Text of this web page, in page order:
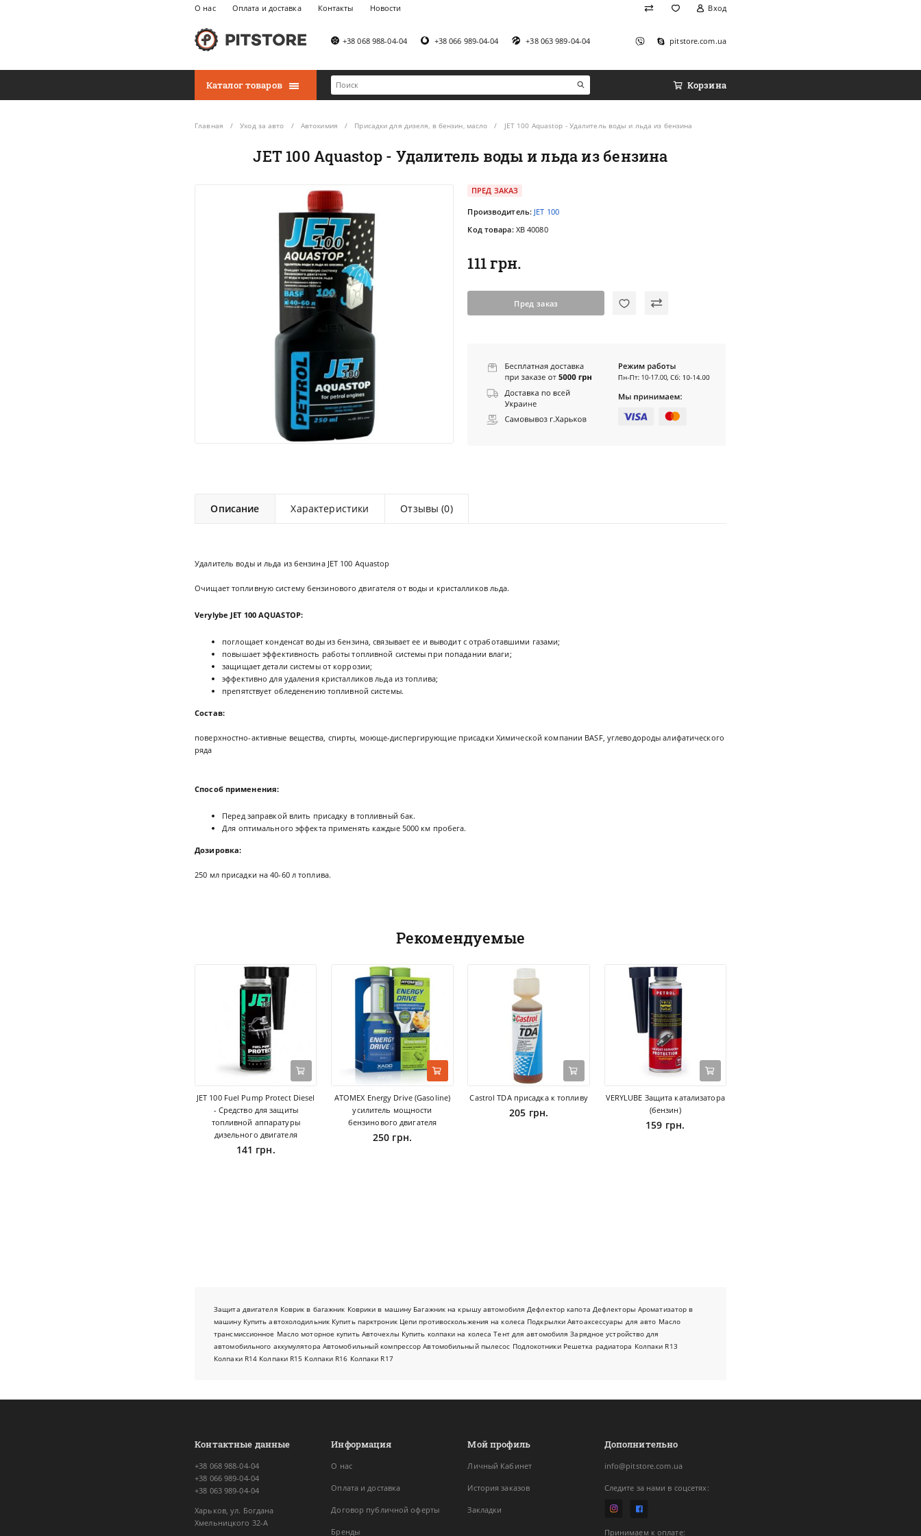
О нас Оплата и доставка Контакты Новости Вход
+38 068 988-04-04 +38 066 989-04-04 +38 063 989-04-04 pitstore.com.ua
Каталог товаров Корзина
Главная Уход за авто Автохимия Присадки для дизеля, в бензин, масло JET 100 Aquastop - Удалитель воды и льда из бензина
JET 100 Aquastop - Удалитель воды и льда из бензина
ПРЕД ЗАКАЗ
Производитель: JET 100
Код товара: XB 40080
111 грн.
Пред заказ
Описание Характеристики Отзывы (0)
Удалитель воды и льда из бензина JET 100 Aquastop
Очищает топливную систему бензинового двигателя от воды и кристалликов льда.
Verylybe JET 100 AQUASTOP:
поглощает конденсат воды из бензина, связывает ее и выводит с отработавшими газами;
повышает эффективность работы топливной системы при попадании влаги;
защищает детали системы от коррозии;
эффективно для удаления кристалликов льда из топлива;
препятствует обледенению топливной системы.
Состав:
поверхностно-активные вещества, спирты, моюще-диспергирующие присадки Химической компании BASF, углеводороды алифатического
ряда
Способ применения:
Перед заправкой влить присадку в топливный бак.
Для оптимального эффекта применять каждые 5000 км пробега.
Дозировка:
250 мл присадки на 40-60 л топлива.
Рекомендуемые
JET 100 Fuel Pump Protect Diesel
- Средство для защиты
топливной аппаратуры
дизельного двигателя
141 грн.
ATOMEX Energy Drive (Gasoline)
усилитель мощности
бензинового двигателя
250 грн.
Castrol TDA присадка к топливу
205 грн.
VERYLUBE Защита катализатора
(бензин)
159 грн.
Защита двигателя Коврик в багажник Коврики в машину Багажник на крышу автомобиля Дефлектор капота Дефлекторы Ароматизатор в
машину Купить автохолодильник Купить парктроник Цепи противоскольжения на колеса Подкрылки Автоаксессуары для авто Масло
трансмиссионное Масло моторное купить Авточехлы Купить колпаки на колеса Тент для автомобиля Зарядное устройство для
автомобильного аккумулятора Автомобильный компрессор Автомобильный пылесос Подлокотники Решетка радиатора Колпаки R13
Колпаки R14 Колпаки R15 Колпаки R16 Колпаки R17
Контактные данные
+38 068 988-04-04
+38 066 989-04-04
+38 063 989-04-04
Харьков, ул. Богдана
Хмельницкого 32-А
Информация
О нас
Оплата и доставка
Договор публичной оферты
Бренды
Мой профиль
Личный Кабинет
История заказов
Закладки
Дополнительно
info@pitstore.com.ua
Следите за нами в соцсетях:
Принимаем к оплате: